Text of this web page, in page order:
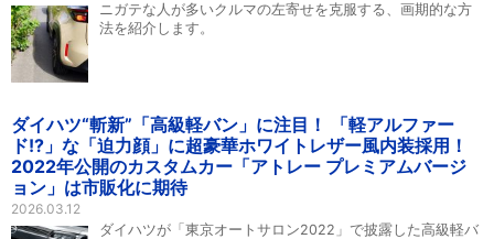
ニガテな人が多いクルマの左寄せを克服する、画期的な方
法を紹介します。
ダイハツ“斬新”「高級軽バン」に注目！ 「軽アルファー
ド!?」な「迫力顔」に超豪華ホワイトレザー風内装採用！
2022年公開のカスタムカー「アトレー プレミアムバージ
ョン」は市販化に期待
2026.03.12
ダイハツが「東京オートサロン2022」で披露した高級軽バ